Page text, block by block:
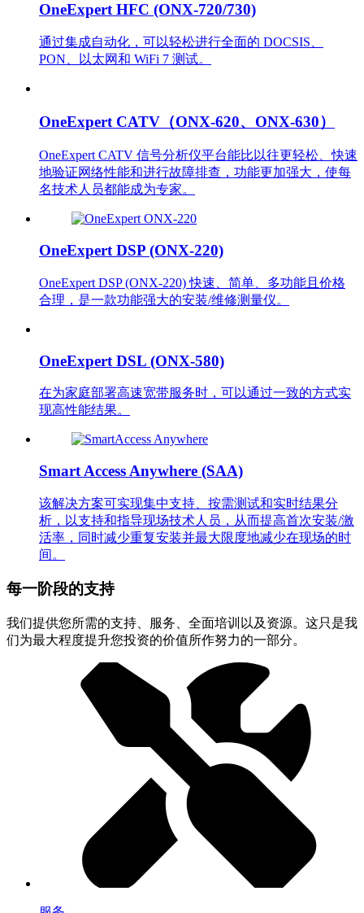
OneExpert HFC (ONX-720/730)
通过集成自动化，可以轻松进行全面的 DOCSIS、
PON、以太网和 WiFi 7 测试。
OneExpert CATV（ONX-620、ONX-630）
OneExpert CATV 信号分析仪平台能比以往更轻松、快速
地验证网络性能和进行故障排查，功能更加强大，使每
名技术人员都能成为专家。
OneExpert DSP (ONX-220)
OneExpert DSP (ONX-220) 快速、简单、多功能且价格
合理，是一款功能强大的安装/维修测量仪。
OneExpert DSL (ONX-580)
在为家庭部署高速宽带服务时，可以通过一致的方式实
现高性能结果。
Smart Access Anywhere (SAA)
该解决方案可实现集中支持、按需测试和实时结果分
析，以支持和指导现场技术人员，从而提高首次安装/激
活率，同时减少重复安装并最大限度地减少在现场的时
间。
每一阶段的支持
我们提供您所需的支持、服务、全面培训以及资源。这只是我
们为最大程度提升您投资的价值所作努力的一部分。